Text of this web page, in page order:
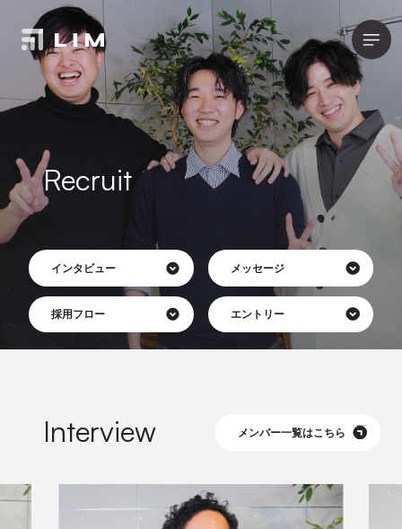
Recruit
インタビュー メッセージ
採用フロー エントリー
Interview メンバー一覧はこちら